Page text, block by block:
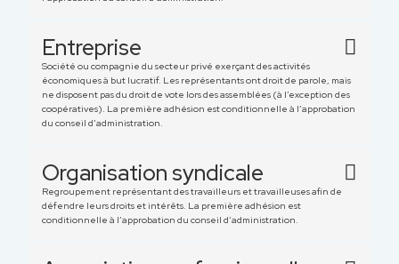
Entreprise
Société ou compagnie du secteur privé exerçant des activités
économiques à but lucratif. Les représentants ont droit de parole, mais
ne disposent pas du droit de vote lors des assemblées (à l’exception des
coopératives). La première adhésion est conditionnelle à l’approbation
du conseil d’administration.
Organisation syndicale
Regroupement représentant des travailleurs et travailleuses afin de
défendre leurs droits et intérêts. La première adhésion est
conditionnelle à l’approbation du conseil d’administration.